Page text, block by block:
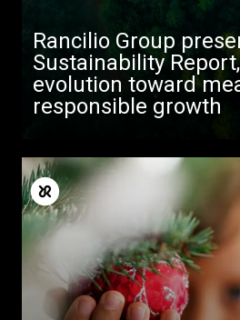
Rancilio Group
Sustainability
evolution toward
responsible growth